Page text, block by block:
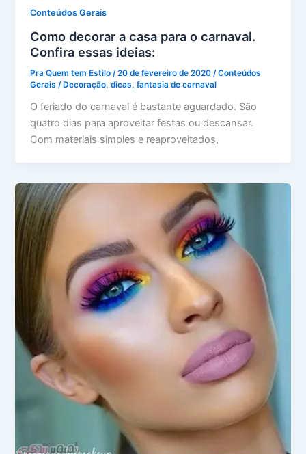
Conteúdos Gerais
Como decorar a casa para o carnaval.
Confira essas ideias:
Pra Quem tem Estilo /20 de fevereiro de 2020 /Conteúdos
Gerais /Decoração,dicas,fantasia de carnaval
O feriado do carnaval é bastante aguardado. São
quatro dias para aproveitar festas ou descansar.
Com materiais simples e reaproveitados,